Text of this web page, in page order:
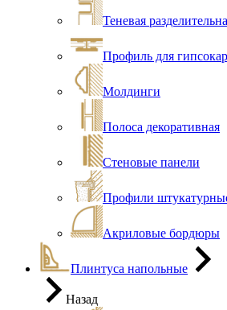
Теневая
Профиль для
Молдинги
Полоса декоративная
Стеновые панели
Профили
Акриловые бордюры
Плинтуса напольные
Назад